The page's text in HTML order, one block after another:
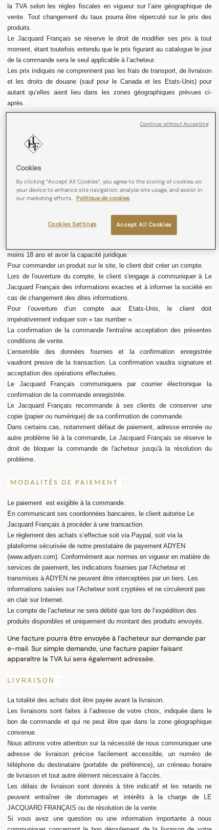
la TVA selon les règles fiscales en vigueur sur l’aire géographique de
vente. Tout changement du taux pourra être répercuté sur le prix des
produits.
Le Jacquard Français se réserve le droit de modifier ses prix à tout
moment, étant toutefois entendu que le prix figurant au catalogue le jour
de la commande sera le seul applicable à l’acheteur.
Les prix indiqués ne comprennent pas les frais de transport, de livraison
et les droits de douane (sauf pour le Canada et les Etats-Unis) pour
autant qu’elles aient lieu dans les zones géographiques prévues ci-
après.
La vente en ligne des produits présentés sur le site est réservée aux
Corse et dans tous les pays ayant un accès ouvert au site.
La société Le Jacquard Français se réserve le droit de donner ou de
retirer l’accès au site, par pays, à tout moment et selon son entière
discrétion.
COMMANDE:
moins 18 ans et avoir la capacité juridique.
Pour commander un produit sur le site, le client doit créer un compte.
Lors de l'ouverture du compte, le client s'engage à communiquer à Le
Jacquard Français des informations exactes et à informer la société en
cas de changement des dites informations.
Pour l’ouverture d’un compte aux Etats-Unis, le client doit
impérativement indiquer son « tax number ».
La confirmation de la commande l'entraîne acceptation des présentes
conditions de vente.
L’ensemble des données fournies et la confirmation enregistrée
vaudront preuve de la transaction. La confirmation vaudra signature et
acceptation des opérations effectuées.
Le Jacquard Français communiquera par courrier électronique la
confirmation de la commande enregistrée.
Le Jacquard Français recommande à ses clients de conserver une
copie (papier ou numérique) de sa confirmation de commande.
Dans certains cas, notamment défaut de paiement, adresse erronée ou
autre problème lié à la commande, Le Jacquard Français se réserve le
droit de bloquer la commande de l'acheteur jusqu'à la résolution du
problème.
MODALIT É S DE PAIEMENT :
Le paiement est exigible à la commande.
En communicant ses coordonnées bancaires, le client autorise Le
Jacquard Français à procéder à une transaction.
Le règlement des achats s’effectue soit via Paypal, soit via la
plateforme sécurisée de notre prestataire de payement ADYEN
(www.adyen.com). Conformément aux normes en vigueur en matière de
services de paiement, les indications fournies par l’Acheteur et
transmises à ADYEN ne peuvent être interceptées par un tiers. Les
informations saisies sur l’Acheteur sont cryptées et ne circuleront pas
en clair sur Internet.
Le compte de l’acheteur ne sera débité que lors de l’expédition des
produits disponibles et uniquement du montant des produits envoyés.
Une facture pourra être envoyée à l’acheteur sur demande par
e-mail. Sur simple demande, une facture papier faisant
apparaître la TVA lui sera également adressée.
LIVRAISON :
La totalité des achats doit être payée avant la livraison.
Les livraisons sont faites à l’adresse de votre choix, indiquée dans le
bon de commande et qui ne peut être que dans la zone géographique
convenue.
Nous attirons votre attention sur la nécessité de nous communiquer une
adresse de livraison précise facilement accessible, un numéro de
téléphone du destinataire (portable de préférence), un créneau horaire
de livraison et tout autre élément nécessaire à l'accès.
Les délais de livraison sont donnés à titre indicatif et les retards ne
peuvent entraîner de dommages et intérêts à la charge de LE
JACQUARD FRANÇAIS ou de résolution de la vente.
Si vous avez une question ou une information importante à nous
Cookies
By clicking “Accept All Cookies”, you agree to the storing of cookies on
your device to enhance site navigation, analyze site usage, and assist in
our marketing efforts. Politique de cookies
Accept All Cookies
Cookies Settings
Continue without Accepting